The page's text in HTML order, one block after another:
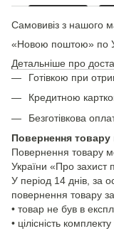
Самовивіз з нашого
«Новою поштою» по
Детальніше про
Готівкою при
Кредитною
Безготівкова
Повернення товару
Повернення товару
України «Про захист
У період 14 днів, за
повернення товару
• товар не був в
• цілісність